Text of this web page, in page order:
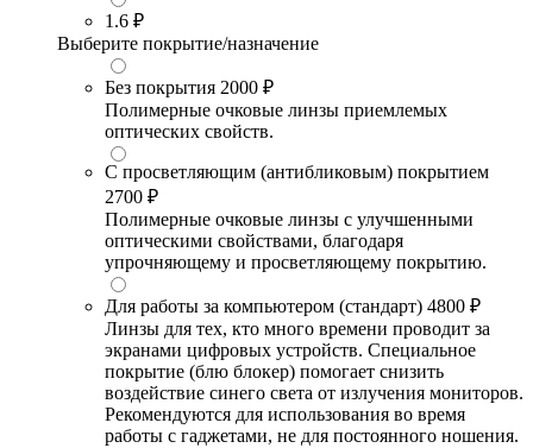
1.6 ₽
Выберите покрытие/назначение
Без покрытия 2000 ₽
Полимерные очковые линзы приемлемых
оптических свойств.
С просветляющим (антибликовым) покрытием
2700 ₽
Полимерные очковые линзы с улучшенными
оптическими свойствами, благодаря
упрочняющему и просветляющему покрытию.
Для работы за компьютером (стандарт) 4800 ₽
Линзы для тех, кто много времени проводит за
экранами цифровых устройств. Специальное
покрытие (блю блокер) помогает снизить
воздействие синего света от излучения мониторов.
Рекомендуются для использования во время
работы с гаджетами, не для постоянного ношения.